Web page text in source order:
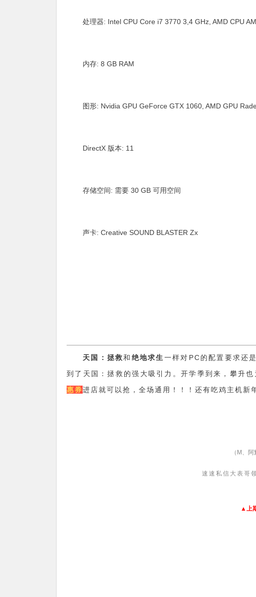
处理器: Intel CPU Core i7 3770 3,4 GHz, AMD CPU
内存: 8 GB RAM
图形: Nvidia GPU GeForce GTX 1060, AMD GPU
DirectX 版本: 11
存储空间: 需要 30 GB 可用空间
声卡: Creative SOUND BLASTER Zx
天国：拯救和 绝地求生 一样对PC的配置要求还
到了天国：拯救的强大吸引力。开学季到来，攀升
惠券进店就可以抢，全场通用！！！还有吃鸡主机新
（M、
速速私信大表哥
▲上